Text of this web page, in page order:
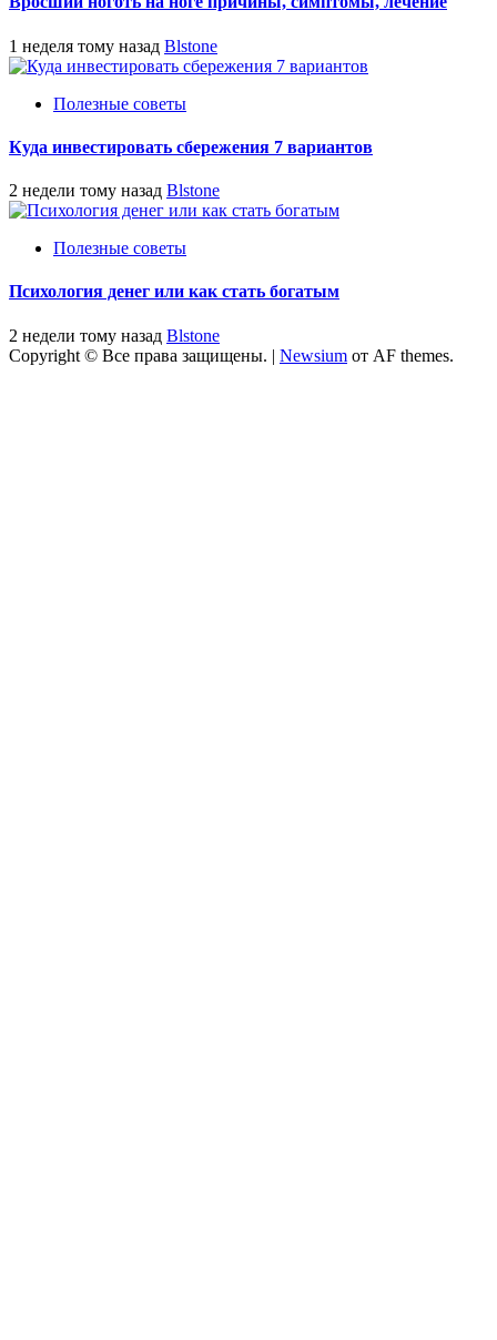
1 неделя тому назад Blstone
Полезные советы
Куда инвестировать сбережения 7 вариантов
2 недели тому назад Blstone
Полезные советы
Психология денег или как стать богатым
2 недели тому назад Blstone
Copyright © Все права защищены. | Newsium от AF themes.